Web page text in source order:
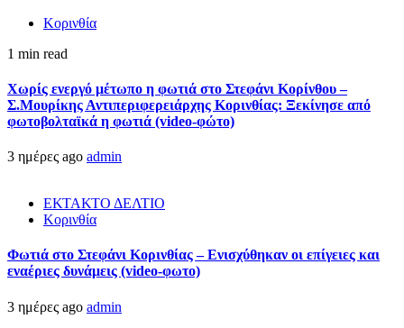
Κορινθία
1 min read
Χωρίς ενεργό μέτωπο η φωτιά στο Στεφάνι Κορίνθου –
Σ.Μουρίκης Αντιπεριφερειάρχης Κορινθίας: Ξεκίνησε από
φωτοβολταϊκά η φωτιά (video-φώτο)
3 ημέρες ago admin
ΕΚΤΑΚΤΟ ΔΕΛΤΙΟ
Κορινθία
Φωτιά στο Στεφάνι Κορινθίας – Ενισχύθηκαν οι επίγειες και
εναέριες δυνάμεις (video-φωτο)
3 ημέρες ago admin